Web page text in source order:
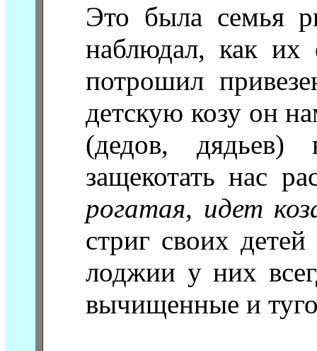
Это была семья
наблюдал, как их
потрошил
детскую козу он
(дедов,
защекотать нас
рогатая, идет
стриг своих
лоджии у них
вычищенные и